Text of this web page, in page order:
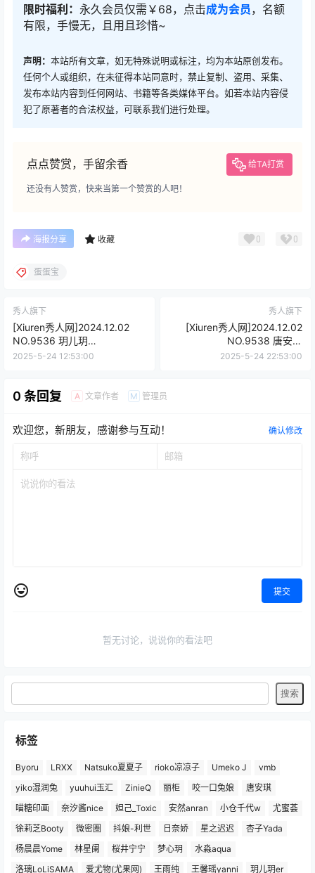
限时福利： 永久会员仅需￥68，点击成为会员，名额
有限，手慢无，且用且珍惜~
声明： 本站所有文章，如无特殊说明或标注，均为本站原创发布。
任何个人或组织，在未征得本站同意时，禁止复制、盗用、采集、
发布本站内容到任何网站、书籍等各类媒体平台。如若本站内容侵
犯了原著者的合法权益，可联系我们进行处理。
点点赞赏，手留余香 给TA打赏
还没有人赞赏，快来当第一个赞赏的人吧！
海报分享 收藏 0 0
蛋蛋宝
秀人旗下
[Xiuren秀人网]2024.12.02
NO.9536 玥儿玥
er[56+1P/511MB]
2025-5-24 12:53:00
秀人旗下
[Xiuren秀人网]2024.12.02
NO.9538 唐安琪
[82+1P/751MB]
2025-5-24 22:53:00
0 条回复 A 文章作者 M 管理员
欢迎您，新朋友，感谢参与互动！ 确认修改
提交
暂无讨论，说说你的看法吧
标签
Byoru LRXX Natsuko夏夏子 rioko凉凉子 Umeko J
vmb
yiko湿润兔
yuuhui玉汇 ZinieQ 丽柜 咬一口兔娘
唐安琪
喵糖印画
奈汐酱nice 妲己_Toxic 安然anran 小仓千代w
尤蜜荟
徐莉芝Booty
微密圈 抖娘-利世 日奈娇 星之迟迟
杏子Yada
杨晨晨Yome
林星阑 桜井宁宁 梦心玥
水淼aqua
洛璃LoLiSAMA
爱尤物(尤果网) 王雨纯 王馨瑶yanni 玥儿玥er